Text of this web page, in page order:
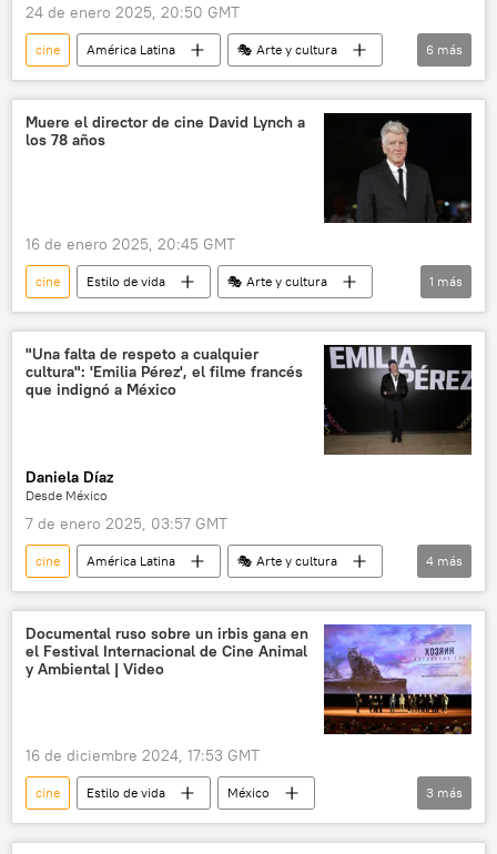
24 de enero 2025, 20:50 GMT
cine América Latina
🎭 Arte y cultura
💬 Opinión y Análisis
México
sociedad
EEUU
narcotráfico
violencia
6 más
Muere el director de cine David Lynch a
los 78 años
16 de enero 2025, 20:45 GMT
cine Estilo de vida
🎭 Arte y cultura
EEUU
1 más
"Una falta de respeto a cualquier
cultura": 'Emilia Pérez', el filme francés
que indignó a México
Daniela Díaz
Desde México
7 de enero 2025, 03:57 GMT
cine América Latina
🎭 Arte y cultura
💬 Opinión y Análisis
México
narcotráfico
Francia
4 más
Documental ruso sobre un irbis gana en
el Festival Internacional de Cine Animal
y Ambiental | Video
16 de diciembre 2024, 17:53 GMT
cine Estilo de vida
México
🎭 Arte y cultura
Altái Rusia
3 más